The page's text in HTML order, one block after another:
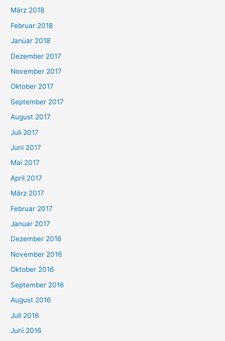
März 2018
Februar 2018
Januar 2018
Dezember 2017
November 2017
Oktober 2017
September 2017
August 2017
Juli 2017
Juni 2017
Mai 2017
April 2017
März 2017
Februar 2017
Januar 2017
Dezember 2016
November 2016
Oktober 2016
September 2016
August 2016
Juli 2016
Juni 2016